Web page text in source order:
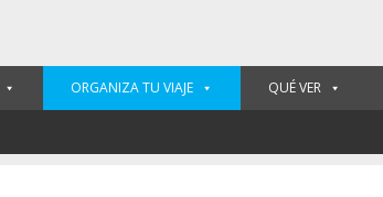
ORGANIZA TU VIAJE QUÉ VER